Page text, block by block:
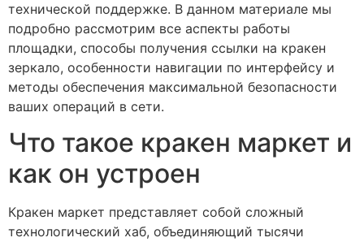
технической поддержке. В данном материале мы
подробно рассмотрим все аспекты работы
площадки, способы получения ссылки на кракен
зеркало, особенности навигации по интерфейсу и
методы обеспечения максимальной безопасности
ваших операций в сети.
Что такое кракен маркет и
как он устроен
Кракен маркет представляет собой сложный
технологический хаб, объединяющий тысячи